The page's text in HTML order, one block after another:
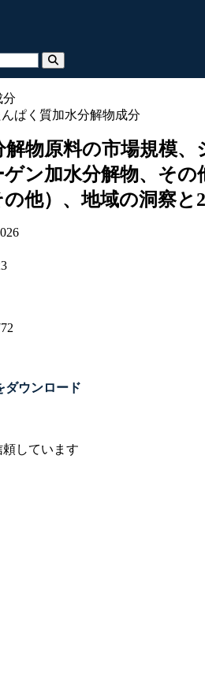
ぱく質加水分解物成分
物原料の市場規模
ン加水分解物、そ
他）、地域の洞察と
ダウンロード
しています